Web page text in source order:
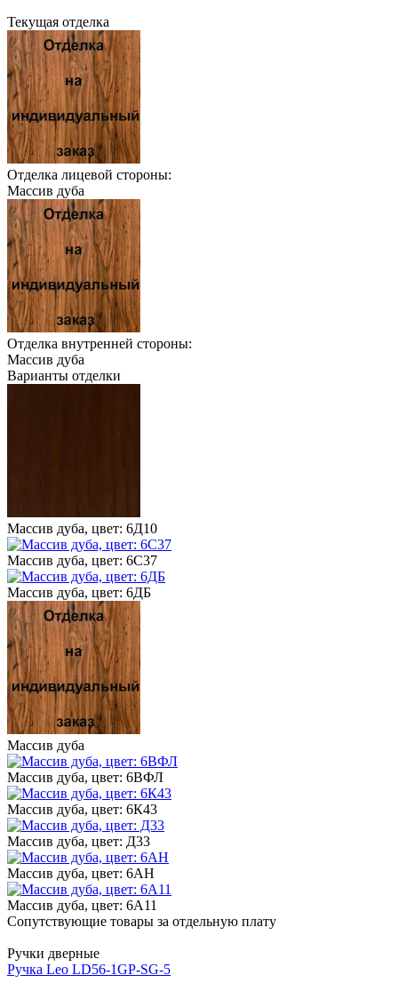
Текущая отделка
Отделка лицевой стороны:
Массив дуба
Отделка внутренней стороны:
Массив дуба
Варианты отделки
Массив дуба, цвет: 6Д10
Массив дуба, цвет: 6С37
Массив дуба, цвет: 6ДБ
Массив дуба
Массив дуба, цвет: 6ВФЛ
Массив дуба, цвет: 6К43
Массив дуба, цвет: Д33
Массив дуба, цвет: 6АН
Массив дуба, цвет: 6А11
Сопутствующие товары за отдельную плату
Ручки дверные
Ручка Leo LD56-1GP-SG-5